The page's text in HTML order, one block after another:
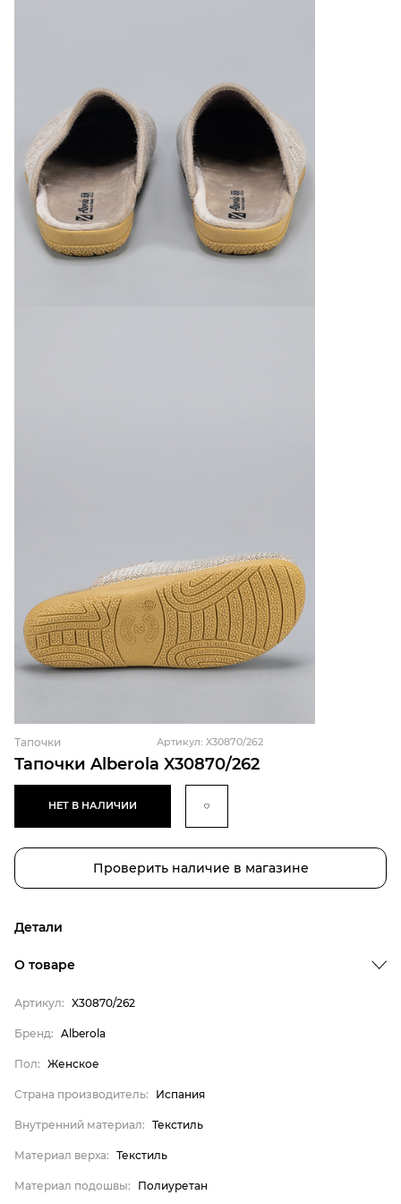
Тапочки Alberola X30870/262
Тапочки Артикул: X30870/262
НЕТ В НАЛИЧИИ
Проверить наличие в магазине
Детали
Страна производитель
Внутренний материал
Материал верха
Материал подошвы
Материал стельки
Женское
Испания
О товаре
Артикул: X30870/262
Бренд: Alberola
Пол: Женское
Страна производитель: Испания
Внутренний материал: Текстиль
Материал верха: Текстиль
Материал подошвы: Полиуретан